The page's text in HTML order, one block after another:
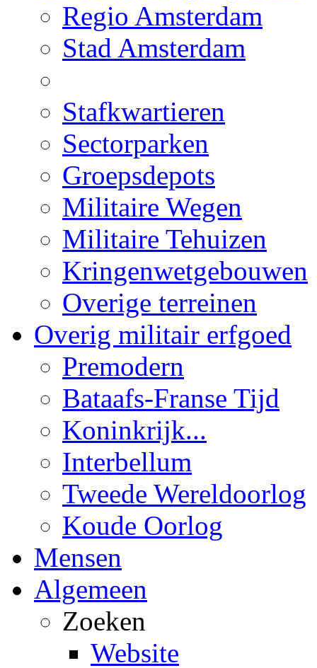
Regio Amsterdam
Stad Amsterdam
Stafkwartieren
Sectorparken
Groepsdepots
Militaire Wegen
Militaire Tehuizen
Kringenwetgebouwen
Overige terreinen
Overig militair erfgoed
Premodern
Bataafs-Franse Tijd
Koninkrijk...
Interbellum
Tweede Wereldoorlog
Koude Oorlog
Mensen
Algemeen
Zoeken
Website